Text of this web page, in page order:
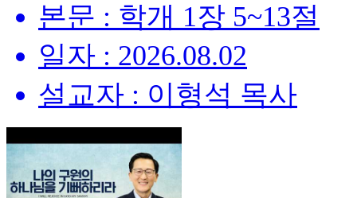
본문 : 학개 1장 5~13절
일자 : 2026.08.02
설교자 : 이형석 목사